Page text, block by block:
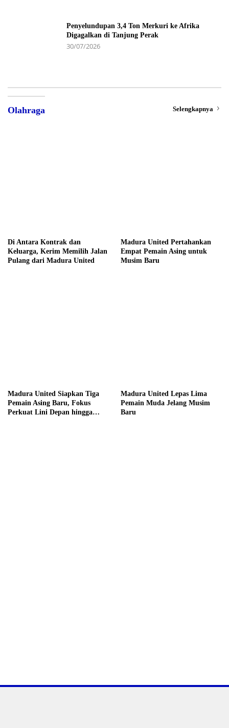
Penyelundupan 3,4 Ton Merkuri ke Afrika
Digagalkan di Tanjung Perak
30/07/2026
Olahraga Selengkapnya
Di Antara Kontrak dan
Keluarga, Kerim Memilih Jalan
Pulang dari Madura United
Madura United Pertahankan
Empat Pemain Asing untuk
Musim Baru
Madura United Siapkan Tiga
Pemain Asing Baru, Fokus
Perkuat Lini Depan hingga
Madura United Lepas Lima
Pemain Muda Jelang Musim
Baru